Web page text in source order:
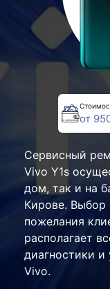
от
Сервисный
Vivo Y1s
дом, так и на
Кирове. Выбор
пожелания
располагает
диагностики и
Vivo.